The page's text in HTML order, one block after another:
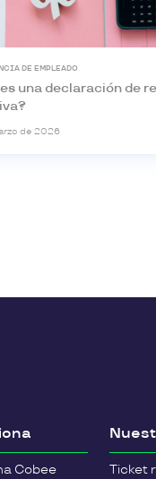
DE EMPLEADO
una declaración de
de 2026
Cobee
Ticket